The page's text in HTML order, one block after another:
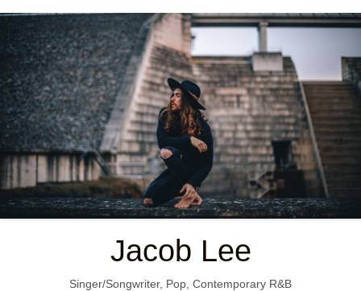
Jacob Lee
Singer/Songwriter, Pop, Contemporary R&B